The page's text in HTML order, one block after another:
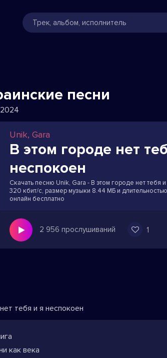
песни
Unik, Gara
В этом городе нет
неспокоен
Скачать песню Unik, Gara - В этом городе нет тебя
320 кбит/с, размер музыки 8.44 МБ и
онлайн бесплатно
2 956 прослушиваний 1
тебя и я неспокоен
как века